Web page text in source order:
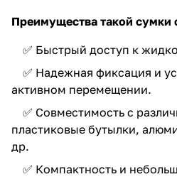
Преимущества такой сумки
✅ Быстрый доступ к
✅ Надежная фиксация и
активном перемещении.
✅ Совместимость с
пластиковые бутылки,
др.
✅ Компактность и